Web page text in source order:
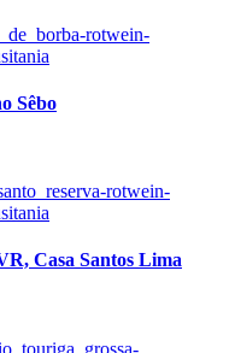
Sêbo
Casa Santos Lima